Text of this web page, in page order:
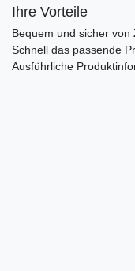
Ihre Vorteile
Bequem und sicher von
Schnell das passende
Ausführliche